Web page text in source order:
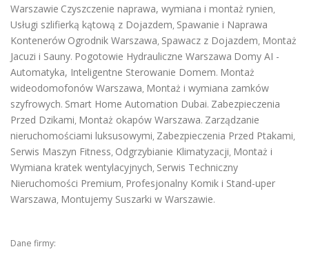
Warszawie Czyszczenie naprawa, wymiana i montaż rynien,
Usługi szlifierką kątową z Dojazdem, Spawanie i Naprawa
Kontenerów Ogrodnik Warszawa, Spawacz z Dojazdem, Montaż
Jacuzi i Sauny. Pogotowie Hydrauliczne Warszawa Domy AI -
Automatyka, Inteligentne Sterowanie Domem. Montaż
wideodomofonów Warszawa, Montaż i wymiana zamków
szyfrowych. Smart Home Automation Dubai. Zabezpieczenia
Przed Dzikami, Montaż okapów Warszawa. Zarządzanie
nieruchomościami luksusowymi, Zabezpieczenia Przed Ptakami,
Serwis Maszyn Fitness, Odgrzybianie Klimatyzacji, Montaż i
Wymiana kratek wentylacyjnych, Serwis Techniczny
Nieruchomości Premium, Profesjonalny Komik i Stand-uper
Warszawa, Montujemy Suszarki w Warszawie.
Dane firmy: